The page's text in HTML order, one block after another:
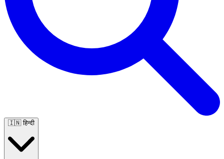
🇮🇳 हिन्दी